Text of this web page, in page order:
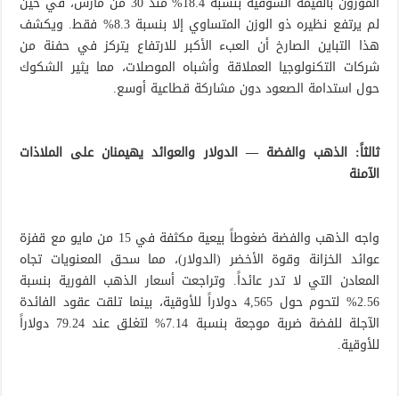
لم يرتفع نظيره ذو الوزن المتساوي إلا بنسبة 8.3% فقط. ويكشف
هذا التباين الصارخ أن العبء الأكبر للارتفاع يتركز في حفنة من
شركات التكنولوجيا العملاقة وأشباه الموصلات، مما يثير الشكوك
حول استدامة الصعود دون مشاركة قطاعية أوسع.
ثالثاً: الذهب والفضة — الدولار والعوائد يهيمنان على الملاذات
الآمنة
واجه الذهب والفضة ضغوطاً بيعية مكثفة في 15 من مايو مع قفزة
عوائد الخزانة وقوة الأخضر (الدولار)، مما سحق المعنويات تجاه
المعادن التي لا تدر عائداً. وتراجعت أسعار الذهب الفورية بنسبة
2.56% لتحوم حول 4,565 دولاراً للأوقية، بينما تلقت عقود الفائدة
الآجلة للفضة ضربة موجعة بنسبة 7.14% لتغلق عند 79.24 دولاراً
للأوقية.